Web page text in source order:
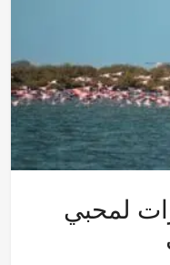
لمحبي